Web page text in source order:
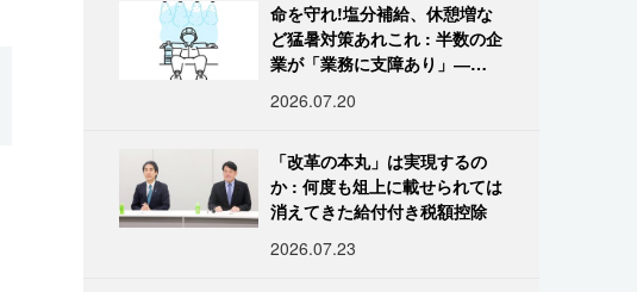
命を守れ!塩分補給、休憩増な
ど猛暑対策あれこれ : 半数の企
業が「業務に支障あり」―帝
2026.07.20
「改革の本丸」は実現するの
か : 何度も俎上に載せられては
消えてきた給付付き税額控除
2026.07.23